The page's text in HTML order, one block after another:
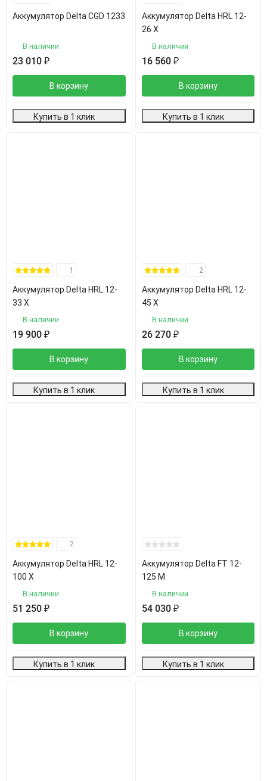
Аккумулятор Delta CGD 1233
В наличии
23 010 ₽
В корзину
Купить в 1 клик
Аккумулятор Delta HRL 12-
26 Х
В наличии
16 560 ₽
В корзину
Купить в 1 клик
1
Аккумулятор Delta HRL 12-
33 Х
В наличии
19 900 ₽
В корзину
Купить в 1 клик
2
Аккумулятор Delta HRL 12-
45 Х
В наличии
26 270 ₽
В корзину
Купить в 1 клик
2
Аккумулятор Delta HRL 12-
100 Х
В наличии
51 250 ₽
В корзину
Купить в 1 клик
Аккумулятор Delta FT 12-
125 M
В наличии
54 030 ₽
В корзину
Купить в 1 клик